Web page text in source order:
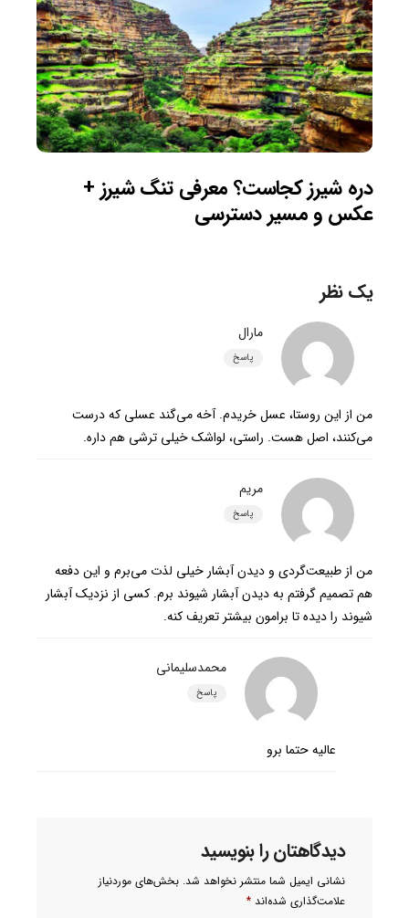
دره شیرز کجاست؟ معرفی تنگ شیرز +
عکس و مسیر دسترسی
یک نظر
مارال
پاسخ
من از این روستا، عسل خریدم. آخه می‌گند عسلی که درست
می‌کنند، اصل هست. راستی، لواشک خیلی ترشی هم داره.
مریم
پاسخ
من از طبیعت‌گردی و دیدن آبشار خیلی لذت می‌برم و این دفعه
هم تصمیم گرفتم به دیدن آبشار شیوند برم. کسی از نزدیک آبشار
شیوند را دیده تا برامون بیشتر تعریف کنه.
محمدسلیمانی
پاسخ
عالیه حتما برو
دیدگاهتان را بنویسید
نشانی ایمیل شما منتشر نخواهد شد. بخش‌های موردنیاز
علامت‌گذاری شده‌اند *